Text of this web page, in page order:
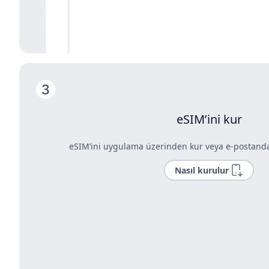
eSIM’ini kur
eSIM’ini uygulama üzerinden kur veya e-
Nasıl kurulur